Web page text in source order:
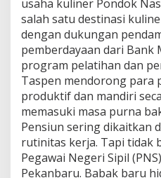
u
l
n
e
r
V
i
r
a
l
,
K
i
usaha kuliner Pondok
salah satu destinasi
dengan dukungan
pemberdayaan dari Bank
program pelatihan dan
Taspen mendorong para
produktif dan mandiri
memasuki masa purna
Pensiun sering dikaitkan
rutinitas kerja. Tapi tidak
Pegawai Negeri Sipil
Pekanbaru. Babak baru